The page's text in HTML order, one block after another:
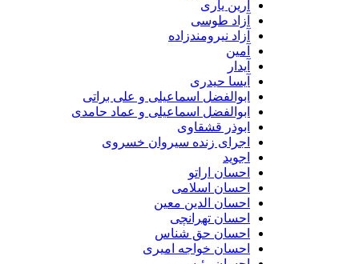
آرین یاری
آزاد طوسی
آزاد نیرومندزاده
آمین
آیدار
آیسا حیدری
ابوالفضل اسماعیلی و علی براتی
ابوالفضل اسماعیلی و عماد حامدی
ابوذر قشقاوی
اجرای زنده سیروان خسروی
اجوید
احسان اراتو
احسان اسلامی
احسان الدین معین
احسان تهرانچی
احسان حق شناس
احسان خواجه امیری